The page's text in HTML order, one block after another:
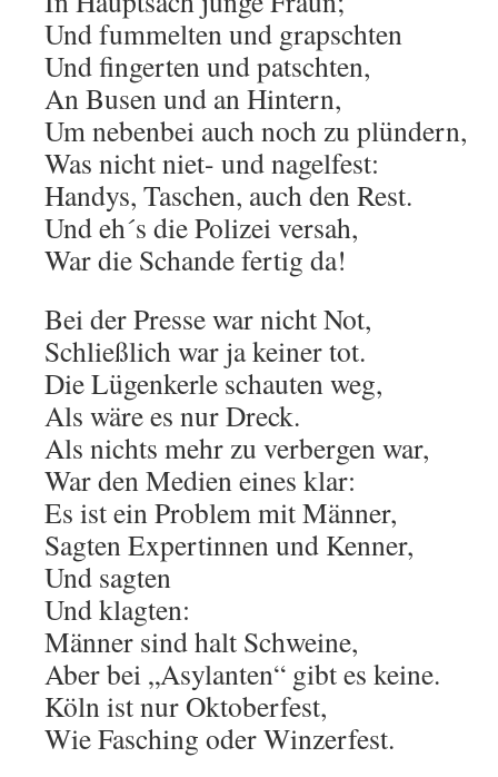
Und fummelten und grapschten
Und fingerten und patschten,
An Busen und an Hintern,
Um nebenbei auch noch zu plündern,
Was nicht niet- und nagelfest:
Handys, Taschen, auch den Rest.
Und eh´s die Polizei versah,
War die Schande fertig da!
Bei der Presse war nicht Not,
Schließlich war ja keiner tot.
Die Lügenkerle schauten weg,
Als wäre es nur Dreck.
Als nichts mehr zu verbergen war,
War den Medien eines klar:
Es ist ein Problem mit Männer,
Sagten Expertinnen und Kenner,
Und sagten
Und klagten:
Männer sind halt Schweine,
Aber bei „Asylanten“ gibt es keine.
Köln ist nur Oktoberfest,
Wie Fasching oder Winzerfest.